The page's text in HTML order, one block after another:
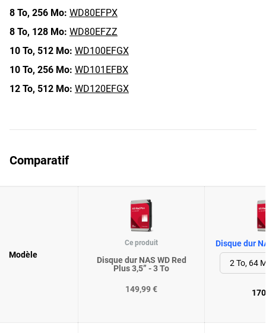
8 To, 256 Mo: WD80EFPX
8 To, 128 Mo: WD80EFZZ
10 To, 512 Mo: WD100EFGX
10 To, 256 Mo: WD101EFBX
12 To, 512 Mo: WD120EFGX
Comparatif
Modèle
Ce produit
Disque dur NAS WD Red
Plus 3,5” - 3 To
149,99 €
Disque dur